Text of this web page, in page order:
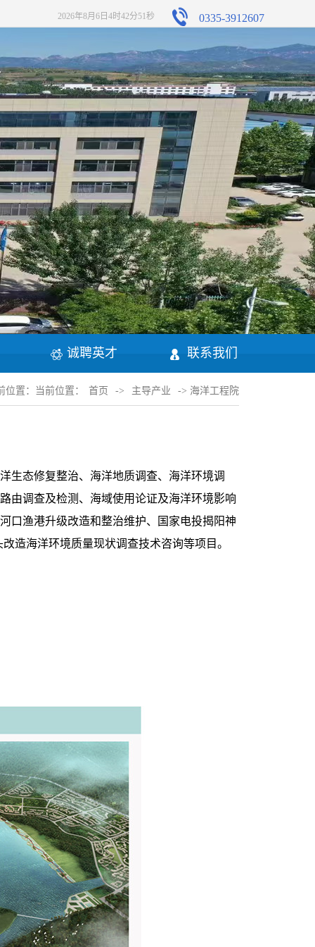
2026年8月6日4时42分52秒 0335-3912607
诚聘英才 联系我们
位置：当前位置： 首页 -> 主导产业 -> 海洋工程院
态修复整治、海洋地质调查、海洋环境调
由调查及检测、海域使用论证及海洋环境影响
口渔港升级改造和整治维护、国家电投揭阳神
造海洋环境质量现状调查技术咨询等项目。